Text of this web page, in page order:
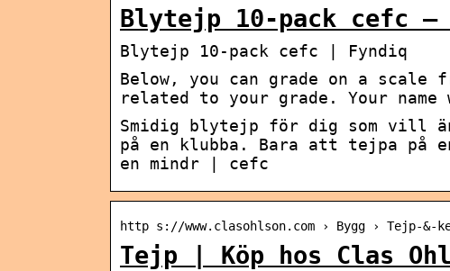
Blytejp 10-pack cefc –
Blytejp 10-pack cefc | Fyndiq
Below, you can grade on a scale
related to your grade. Your
Smidig blytejp för dig som vill
på en klubba. Bara att tejpa
en mindr | cefc
http s://www.clasohlson.com › Bygg › Tejp-&-
Tejp | Köp hos Clas